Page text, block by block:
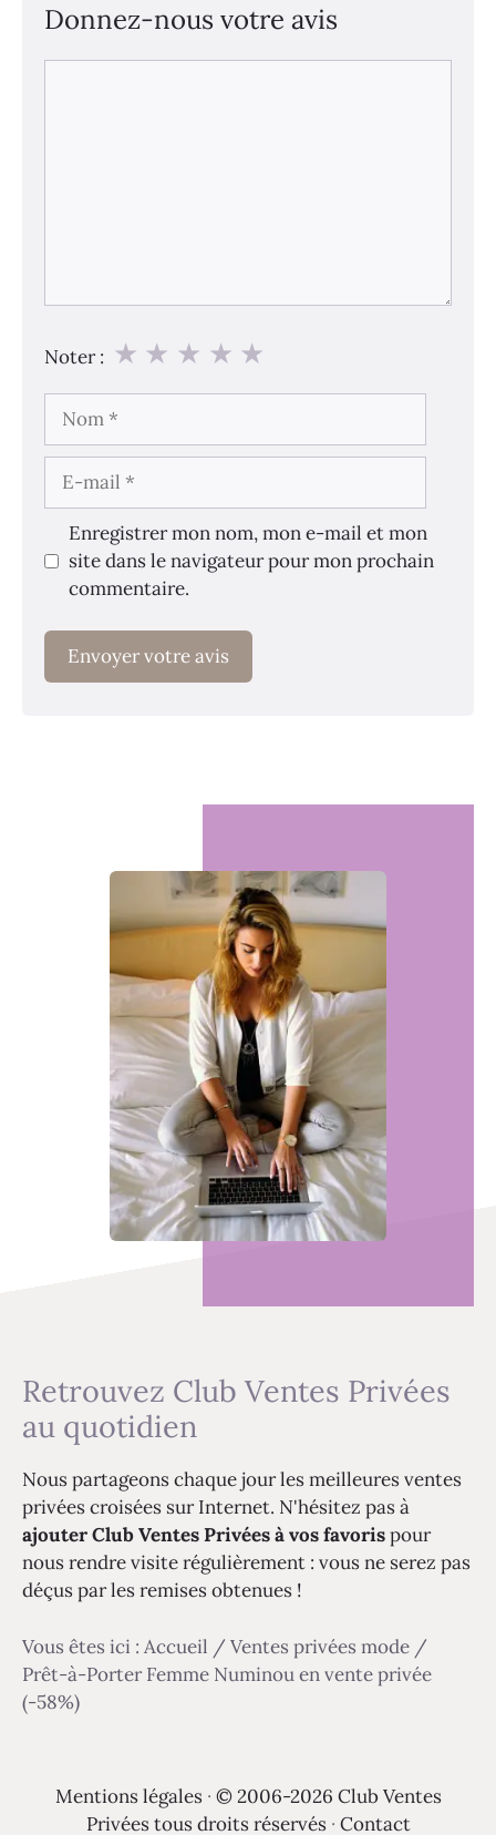
Donnez-nous votre avis
Noter : ★
★
★
★
★
mail
Enregistrer mon nom, mon e-mail et mon
site dans le navigateur pour mon prochain
commentaire.
Retrouvez Club Ventes Privées
au quotidien
Nous partageons chaque jour les meilleures ventes
privées croisées sur Internet. N'hésitez pas à
ajouter Club Ventes Privées à vos favorispour
nous rendre visite régulièrement : vous ne serez pas
déçus par les remises obtenues !
Vous êtes ici : Accueil / Ventes privées mode /
Prêt-à-Porter Femme Numinou en vente privée
(-58%)
Mentions légales · © 2006-2026 Club Ventes
Privées tous droits réservés · Contact